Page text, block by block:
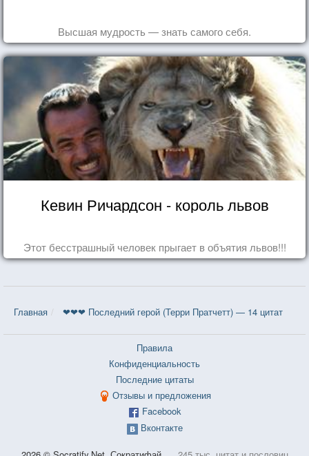
Высшая мудрость — знать самого себя.
Кевин Ричардсон - король львов
Этот бесстрашный человек прыгает в объятия львов!!!
Главная ❤❤❤ Последний герой (Терри Пратчетт) — 14 цитат
Правила
Конфиденциальность
Последние цитаты
Отзывы и предложения
Facebook
Вконтакте